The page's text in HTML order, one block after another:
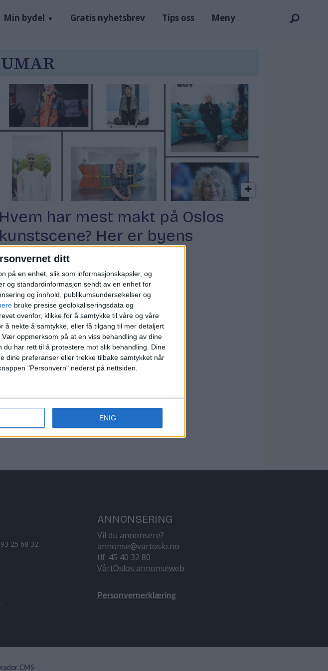
ditt
på en enhet, slik som informasjonskapsler, og
og standardinformasjon sendt av en enhet for
og innhold, publikumsundersøkelser og
bruke presise geolokaliseringsdata og
ovenfor, klikke for å samtykke til våre og våre
å nekte å samtykke, eller få tilgang til mer detaljert
Vær oppmerksom på at en viss behandling av dine
har rett til å protestere mot slik behandling. Dine
dine preferanser eller trekke tilbake samtykket når
"Personvern" nederst på nettsiden.
ENIG
Min bydel Gratis nyhetsbrev Tips oss Meny
Hvem har mest makt på Oslos
kunstscene? Her er byens
kunstaktører
25 68 32
ANNONSERING
Vil du annonsere?
annonse@vartoslo.no
tlf: 45 40 32 80
VårtOslos annonseweb
Personvernerklæring
CMS